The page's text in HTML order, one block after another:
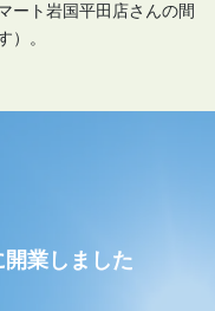
ート岩国平田店さんの間
）。
業しました